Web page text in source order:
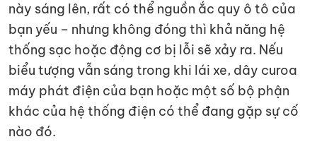
này sáng lên, rất có thể nguồn ắc quy ô tô của
bạn yếu – nhưng không đóng thì khả năng hệ
thống sạc hoặc động cơ bị lỗi sẽ xảy ra. Nếu
biểu tượng vẫn sáng trong khi lái xe, dây curoa
máy phát điện của bạn hoặc một số bộ phận
khác của hệ thống điện có thể đang gặp sự cố
nào đó.